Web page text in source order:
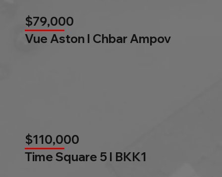
$79,000
Vue Aston l Chbar Ampov
$110,000
Time Square 5 l BKK1